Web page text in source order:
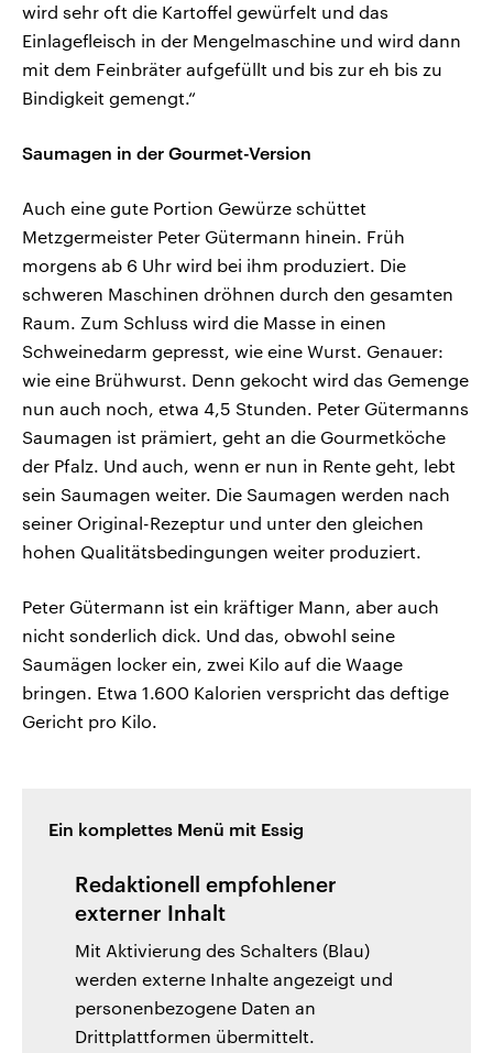
wird sehr oft die Kartoffel gewürfelt und das
Einlagefleisch in der Mengelmaschine und wird dann
mit dem Feinbräter aufgefüllt und bis zur eh bis zu
Bindigkeit gemengt.“
Saumagen in der Gourmet-Version
Auch eine gute Portion Gewürze schüttet
Metzgermeister Peter Gütermann hinein. Früh
morgens ab 6 Uhr wird bei ihm produziert. Die
schweren Maschinen dröhnen durch den gesamten
Raum. Zum Schluss wird die Masse in einen
Schweinedarm gepresst, wie eine Wurst. Genauer:
wie eine Brühwurst. Denn gekocht wird das Gemenge
nun auch noch, etwa 4,5 Stunden. Peter Gütermanns
Saumagen ist prämiert, geht an die Gourmetköche
der Pfalz. Und auch, wenn er nun in Rente geht, lebt
sein Saumagen weiter. Die Saumagen werden nach
seiner Original-Rezeptur und unter den gleichen
hohen Qualitätsbedingungen weiter produziert.
Peter Gütermann ist ein kräftiger Mann, aber auch
nicht sonderlich dick. Und das, obwohl seine
Saumägen locker ein, zwei Kilo auf die Waage
bringen. Etwa 1.600 Kalorien verspricht das deftige
Gericht pro Kilo.
Ein komplettes Menü mit Essig
Redaktionell empfohlener
externer Inhalt
Mit Aktivierung des Schalters (Blau)
werden externe Inhalte angezeigt und
personenbezogene Daten an
Drittplattformen übermittelt.